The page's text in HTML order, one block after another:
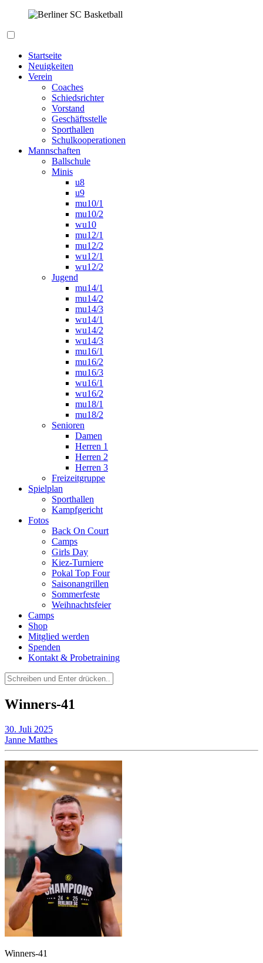
springen
Startseite
Neuigkeiten
Verein
Coaches
Schiedsrichter
Vorstand
Geschäftsstelle
Sporthallen
Schulkooperationen
Mannschaften
Ballschule
Minis
u8
u9
mu10/1
mu10/2
wu10
mu12/1
mu12/2
wu12/1
wu12/2
Jugend
mu14/1
mu14/2
mu14/3
wu14/1
wu14/2
wu14/3
mu16/1
mu16/2
mu16/3
wu16/1
wu16/2
mu18/1
mu18/2
Senioren
Damen
Herren 1
Herren 2
Herren 3
Freizeitgruppe
Spielplan
Sporthallen
Kampfgericht
Fotos
Back On Court
Camps
Girls Day
Kiez-Turniere
Pokal Top Four
Saisonangrillen
Sommerfeste
Weihnachtsfeier
Camps
Shop
Mitglied werden
Spenden
Kontakt & Probetraining
Suchen
nach:
Winners-41
30. Juli 2025
Janne Matthes
Winners-41